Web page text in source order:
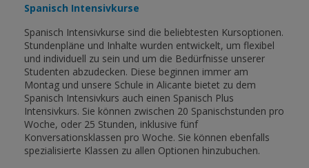
Spanisch Intensivkurse
Spanisch Intensivkurse sind die beliebtesten Kursoptionen.
Stundenpläne und Inhalte wurden entwickelt, um flexibel
und individuell zu sein und um die Bedürfnisse unserer
Studenten abzudecken. Diese beginnen immer am
Montag und unsere Schule in Alicante bietet zu dem
Spanisch Intensivkurs auch einen Spanisch Plus
Intensivkurs. Sie können zwischen 20 Spanischstunden pro
Woche, oder 25 Stunden, inklusive fünf
Konversationsklassen pro Woche. Sie können ebenfalls
spezialisierte Klassen zu allen Optionen hinzubuchen.